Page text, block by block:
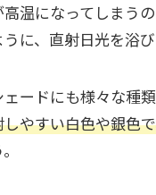
高温になってしまう
うに、直射日光を浴
ードにも様々な種
やすい白色や銀色